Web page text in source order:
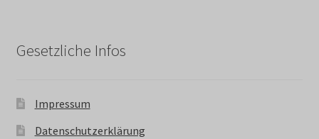
Gesetzliche Infos
Impressum
Datenschutzerklärung